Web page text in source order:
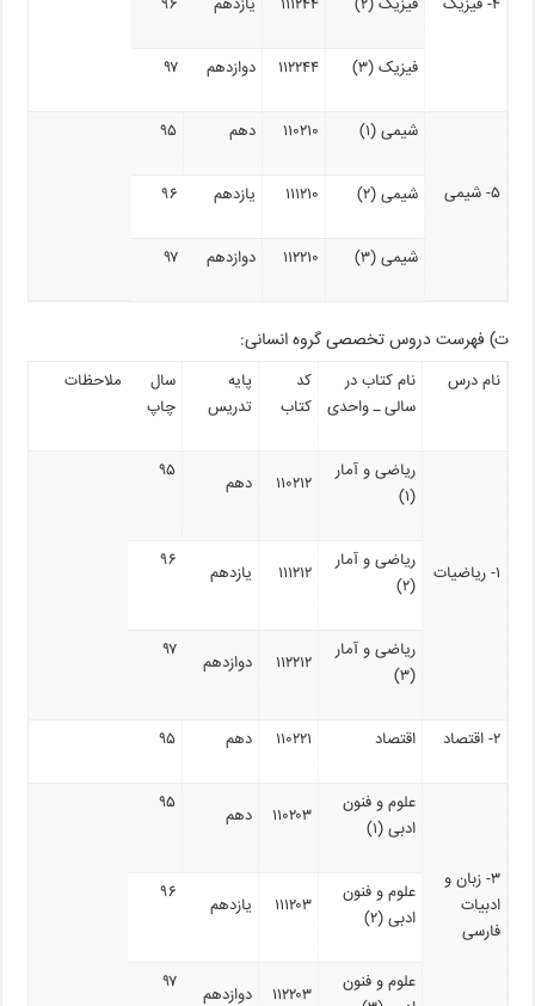
فیزیک (۳) ۱۱۲۲۴۴ دوازدهم ۹۷
۵- شیمی
شیمی (۱) ۱۱۰۲۱۰ دهم ۹۵
شیمی (۲) ۱۱۱۲۱۰ یازدهم ۹۶
شیمی (۳) ۱۱۲۲۱۰ دوازدهم ۹۷
ت) فهرست دروس تخصصی گروه انسانی:
نام درس
نام کتاب در
سالی ـ واحدی
کد
کتاب
پایه
تدریس
سال
چاپ
ملاحظات
۱- ریاضیات
ریاضی و آمار
(۱)
۱۱۰۲۱۲ دهم
۹۵
ریاضی و آمار
(۲)
۱۱۱۲۱۲ یازدهم
۹۶
ریاضی و آمار
(۳)
۱۱۲۲۱۲ دوازدهم
۹۷
۲- اقتصاد اقتصاد ۱۱۰۲۲۱ دهم ۹۵
۳- زبان و
ادبیات
فارسی
علوم و فنون
ادبی (۱)
۱۱۰۲۰۳ دهم
۹۵
علوم و فنون
ادبی (۲)
۱۱۱۲۰۳ یازدهم
۹۶
علوم و فنون
۱۱۲۲۰۳ دوازدهم
۹۷